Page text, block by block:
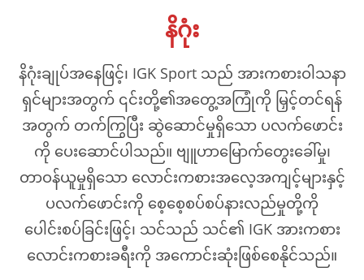
နိဂုံး
နိဂုံးချုပ်အနေဖြင့်၊ IGK Sport သည် အားကစားဝါသနာ
ရှင်များအတွက် ၎င်းတို့၏အတွေ့အကြုံကို မြှင့်တင်ရန်
အတွက် တက်ကြွပြီး ဆွဲဆောင်မှုရှိသော ပလက်ဖောင်း
ကို ပေးဆောင်ပါသည်။ ဗျူဟာမြောက်တွေးခေါ်မှု၊
တာဝန်ယူမှုရှိသော လောင်းကစားအလေ့အကျင့်များနှင့်
ပလက်ဖောင်းကို စေ့စေ့စပ်စပ်နားလည်မှုတို့ကို
ပေါင်းစပ်ခြင်းဖြင့်၊ သင်သည် သင်၏ IGK အားကစား
လောင်းကစားခရီးကို အကောင်းဆုံးဖြစ်စေနိုင်သည်။